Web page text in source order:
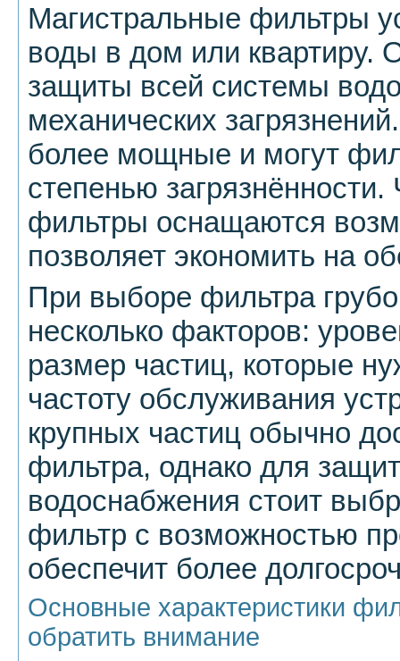
Магистральные фильтры
воды в дом или квартиру.
защиты всей системы
механических
более мощные и могут
степенью
фильтры оснащаются
позволяет экономить на
При выборе фильтра
несколько факторов:
размер частиц, которые
частоту обслуживания
крупных частиц обычно
фильтра, однако для
водоснабжения стоит
фильтр с возможностью
обеспечит более
Основные характеристики
обратить внимание